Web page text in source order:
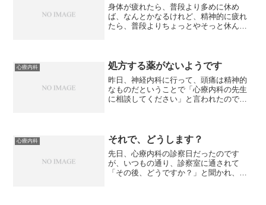
身体が疲れたら、普段より多めに休め
ば、なんとかなるけれど、精神的に疲れ
たら、普段よりちょっとやそっと休んだ
らなのか、のどの奥の異物感...
心療内科 処方する薬がないようです
昨日、神経内科に行って、頭痛は精神的
なものだということで「心療内科の先生
に相談してください」と言われたので、
いとのことでしたが、代わ...
心療内科 それで、どうします？
先日、心療内科の診察日だったのです
が、いつもの通り、診察室に通されて
「その後、どうですか？」と聞かれ、最